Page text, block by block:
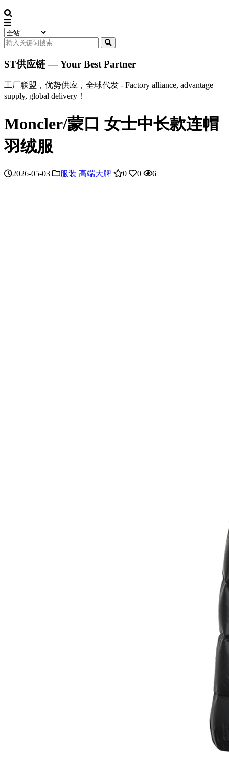
ST供应链 — Your Best Partner
工厂联盟，优势供应，全球代发 - Factory alliance, advantage
supply, global delivery！
Moncler/蒙口 女士中长款连帽
羽绒服
2026-05-03 服装 高端大牌 0 0 6